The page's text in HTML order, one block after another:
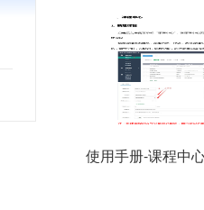
使用手册-课程中